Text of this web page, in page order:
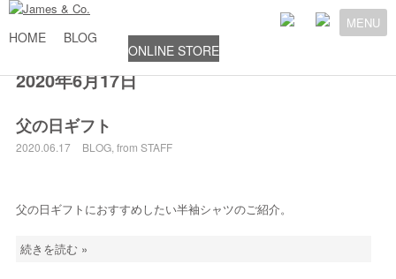
MENU
HOME BLOG
ONLINE STORE
2020年6月17日
父の日ギフト
2020.06.17 BLOG, from STAFF
父の日ギフトにおすすめしたい半袖シャツのご紹介。
続きを読む »